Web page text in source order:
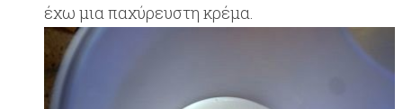
έχω μια παχύρευστη κρέμα.